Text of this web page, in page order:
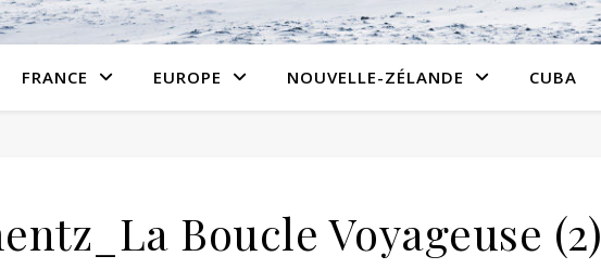
FRANCE EUROPE NOUVELLE-ZÉLANDE CUBA
Boucle Voyageuse (2)